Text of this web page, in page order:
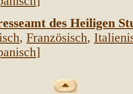
des Heiligen
, Französisch,
]